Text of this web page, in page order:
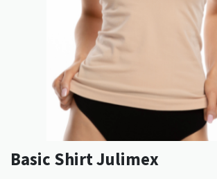
Basic Shirt Julimex